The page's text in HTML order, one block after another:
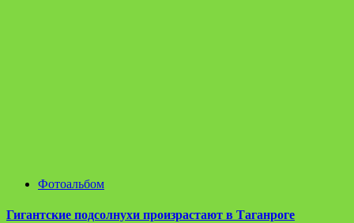
Фотоальбом
Гигантские подсолнухи произрастают в Таганроге